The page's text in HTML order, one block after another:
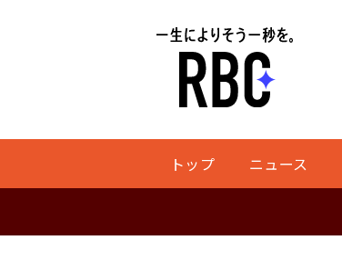
トップ ニュース